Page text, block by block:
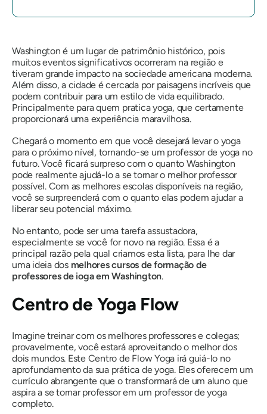
Washington é um lugar de patrimônio histórico, pois
muitos eventos significativos ocorreram na região e
tiveram grande impacto na sociedade americana moderna.
Além disso, a cidade é cercada por paisagens incríveis que
podem contribuir para um estilo de vida equilibrado.
Principalmente para quem pratica yoga, que certamente
proporcionará uma experiência maravilhosa.
Chegará o momento em que você desejará levar o yoga
para o próximo nível, tornando-se um professor de yoga no
futuro. Você ficará surpreso com o quanto Washington
pode realmente ajudá-lo a se tornar o melhor professor
possível. Com as melhores escolas disponíveis na região,
você se surpreenderá com o quanto elas podem ajudar a
liberar seu potencial máximo.
No entanto, pode ser uma tarefa assustadora,
especialmente se você for novo na região. Essa é a
principal razão pela qual criamos esta lista, para lhe dar
uma ideia dos melhores cursos de formação de
professores de ioga em Washington.
Centro de Yoga Flow
Imagine treinar com os melhores professores e colegas;
provavelmente, você estará aproveitando o melhor dos
dois mundos. Este Centro de Flow Yoga irá guiá-lo no
aprofundamento da sua prática de yoga. Eles oferecem um
currículo abrangente que o transformará de um aluno que
aspira a se tornar professor em um professor de yoga
completo.